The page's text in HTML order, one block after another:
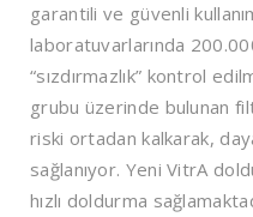
garantili ve güvenli
laboratuvarlarında
“sızdırmazlık” kontrol
grubu üzerinde bulunan
riski ortadan kalkarak,
sağlanıyor. Yeni VitrA
hızlı doldurma